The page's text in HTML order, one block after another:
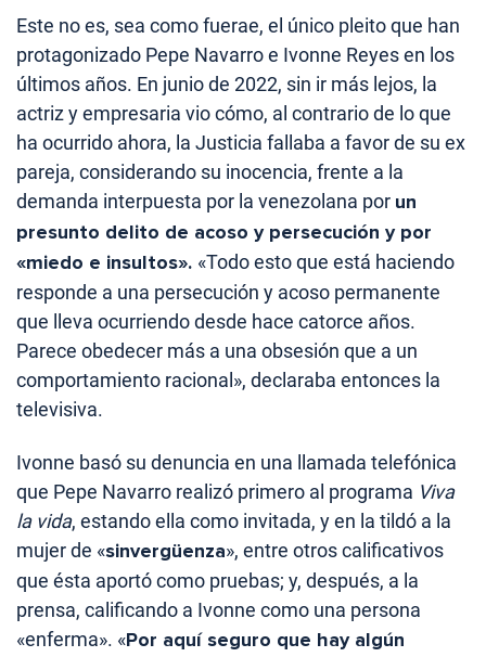
Este no es, sea como fuerae, el único pleito que han
protagonizado Pepe Navarro e Ivonne Reyes en los
últimos años. En junio de 2022, sin ir más lejos, la
actriz y empresaria vio cómo, al contrario de lo que
ha ocurrido ahora, la Justicia fallaba a favor de su ex
pareja, considerando su inocencia, frente a la
demanda interpuesta por la venezolana por un
presunto delito de acoso y persecución y por
«miedo e insultos». «Todo esto que está haciendo
responde a una persecución y acoso permanente
que lleva ocurriendo desde hace catorce años.
Parece obedecer más a una obsesión que a un
comportamiento racional», declaraba entonces la
televisiva.
Ivonne basó su denuncia en una llamada telefónica
que Pepe Navarro realizó primero al programa Viva
la vida, estando ella como invitada, y en la tildó a la
mujer de «sinvergüenza», entre otros calificativos
que ésta aportó como pruebas; y, después, a la
prensa, calificando a Ivonne como una persona
«enferma». «Por aquí seguro que hay algún